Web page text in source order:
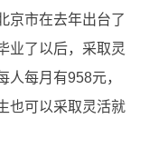
京市在去年出台了
业了以后，采取灵
人每月有958元，
也可以采取灵活就